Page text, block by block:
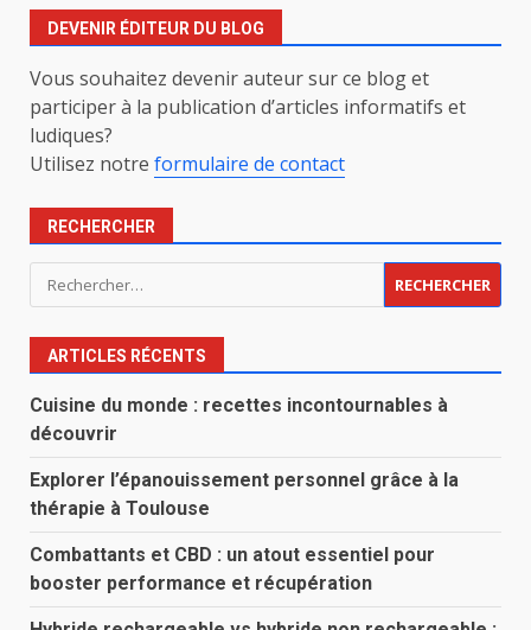
DEVENIR ÉDITEUR DU BLOG
Vous souhaitez devenir auteur sur ce blog et
participer à la publication d’articles informatifs et
ludiques?
Utilisez notre formulaire de contact
RECHERCHER
Rechercher :
ARTICLES RÉCENTS
Cuisine du monde : recettes incontournables à
découvrir
Explorer l’épanouissement personnel grâce à la
thérapie à Toulouse
Combattants et CBD : un atout essentiel pour
booster performance et récupération